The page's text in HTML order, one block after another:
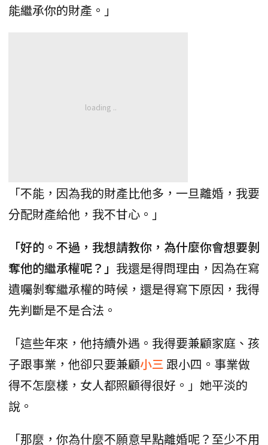
能繼承你的財產。」
「不能，因為我的財產比他多，一旦離婚，我要
分配財產給他，我不甘心。」
「好的。不過，我想請教你，為什麼你會想要剝
奪他的繼承權呢？」 我還是得問理由，因為在寫
遺囑剝奪繼承權的時候，還是得寫下原因，我得
先判斷是不是合法。
「這些年來，他持續外遇。我得要兼顧家庭、孩
子跟事業，他卻只要兼顧小三 跟小四。事業做
得不怎麼樣，女人都照顧得很好。」她平淡的
說。
「那麼，你為什麼不願意早點離婚呢？至少不用